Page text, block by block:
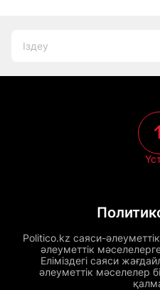
Politico.kz саяси-
әлеуметтік
Еліміздегі саяси
әлеуметтік мәселелер